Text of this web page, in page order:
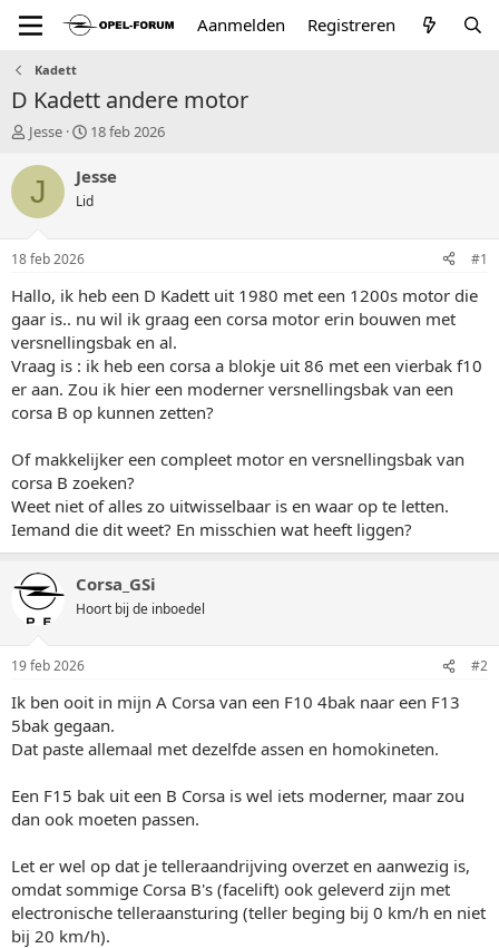
Aanmelden Registreren
Kadett
D Kadett andere motor
T
p
t
a
r
e
r
Jesse
S
a
r
t
u
18 feb 2026
J Jesse
Lid
18 feb 2026 #1
Hallo, ik heb een D Kadett uit 1980 met een 1200s motor die
gaar is.. nu wil ik graag een corsa motor erin bouwen met
versnellingsbak en al.
Vraag is : ik heb een corsa a blokje uit 86 met een vierbak f10
er aan. Zou ik hier een moderner versnellingsbak van een
corsa B op kunnen zetten?
Of makkelijker een compleet motor en versnellingsbak van
corsa B zoeken?
Weet niet of alles zo uitwisselbaar is en waar op te letten.
Iemand die dit weet? En misschien wat heeft liggen?
Corsa_GSi
Hoort bij de inboedel
19 feb 2026 #2
Ik ben ooit in mijn A Corsa van een F10 4bak naar een F13
5bak gegaan.
Dat paste allemaal met dezelfde assen en homokineten.
Een F15 bak uit een B Corsa is wel iets moderner, maar zou
dan ook moeten passen.
Let er wel op dat je telleraandrijving overzet en aanwezig is,
omdat sommige Corsa B's (facelift) ook geleverd zijn met
electronische telleraansturing (teller beging bij 0 km/h en niet
bij 20 km/h).